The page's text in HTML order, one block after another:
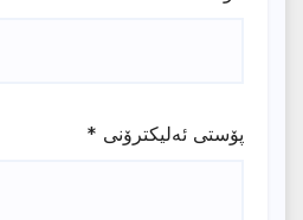
پۆستی ئەلیکترۆنی *